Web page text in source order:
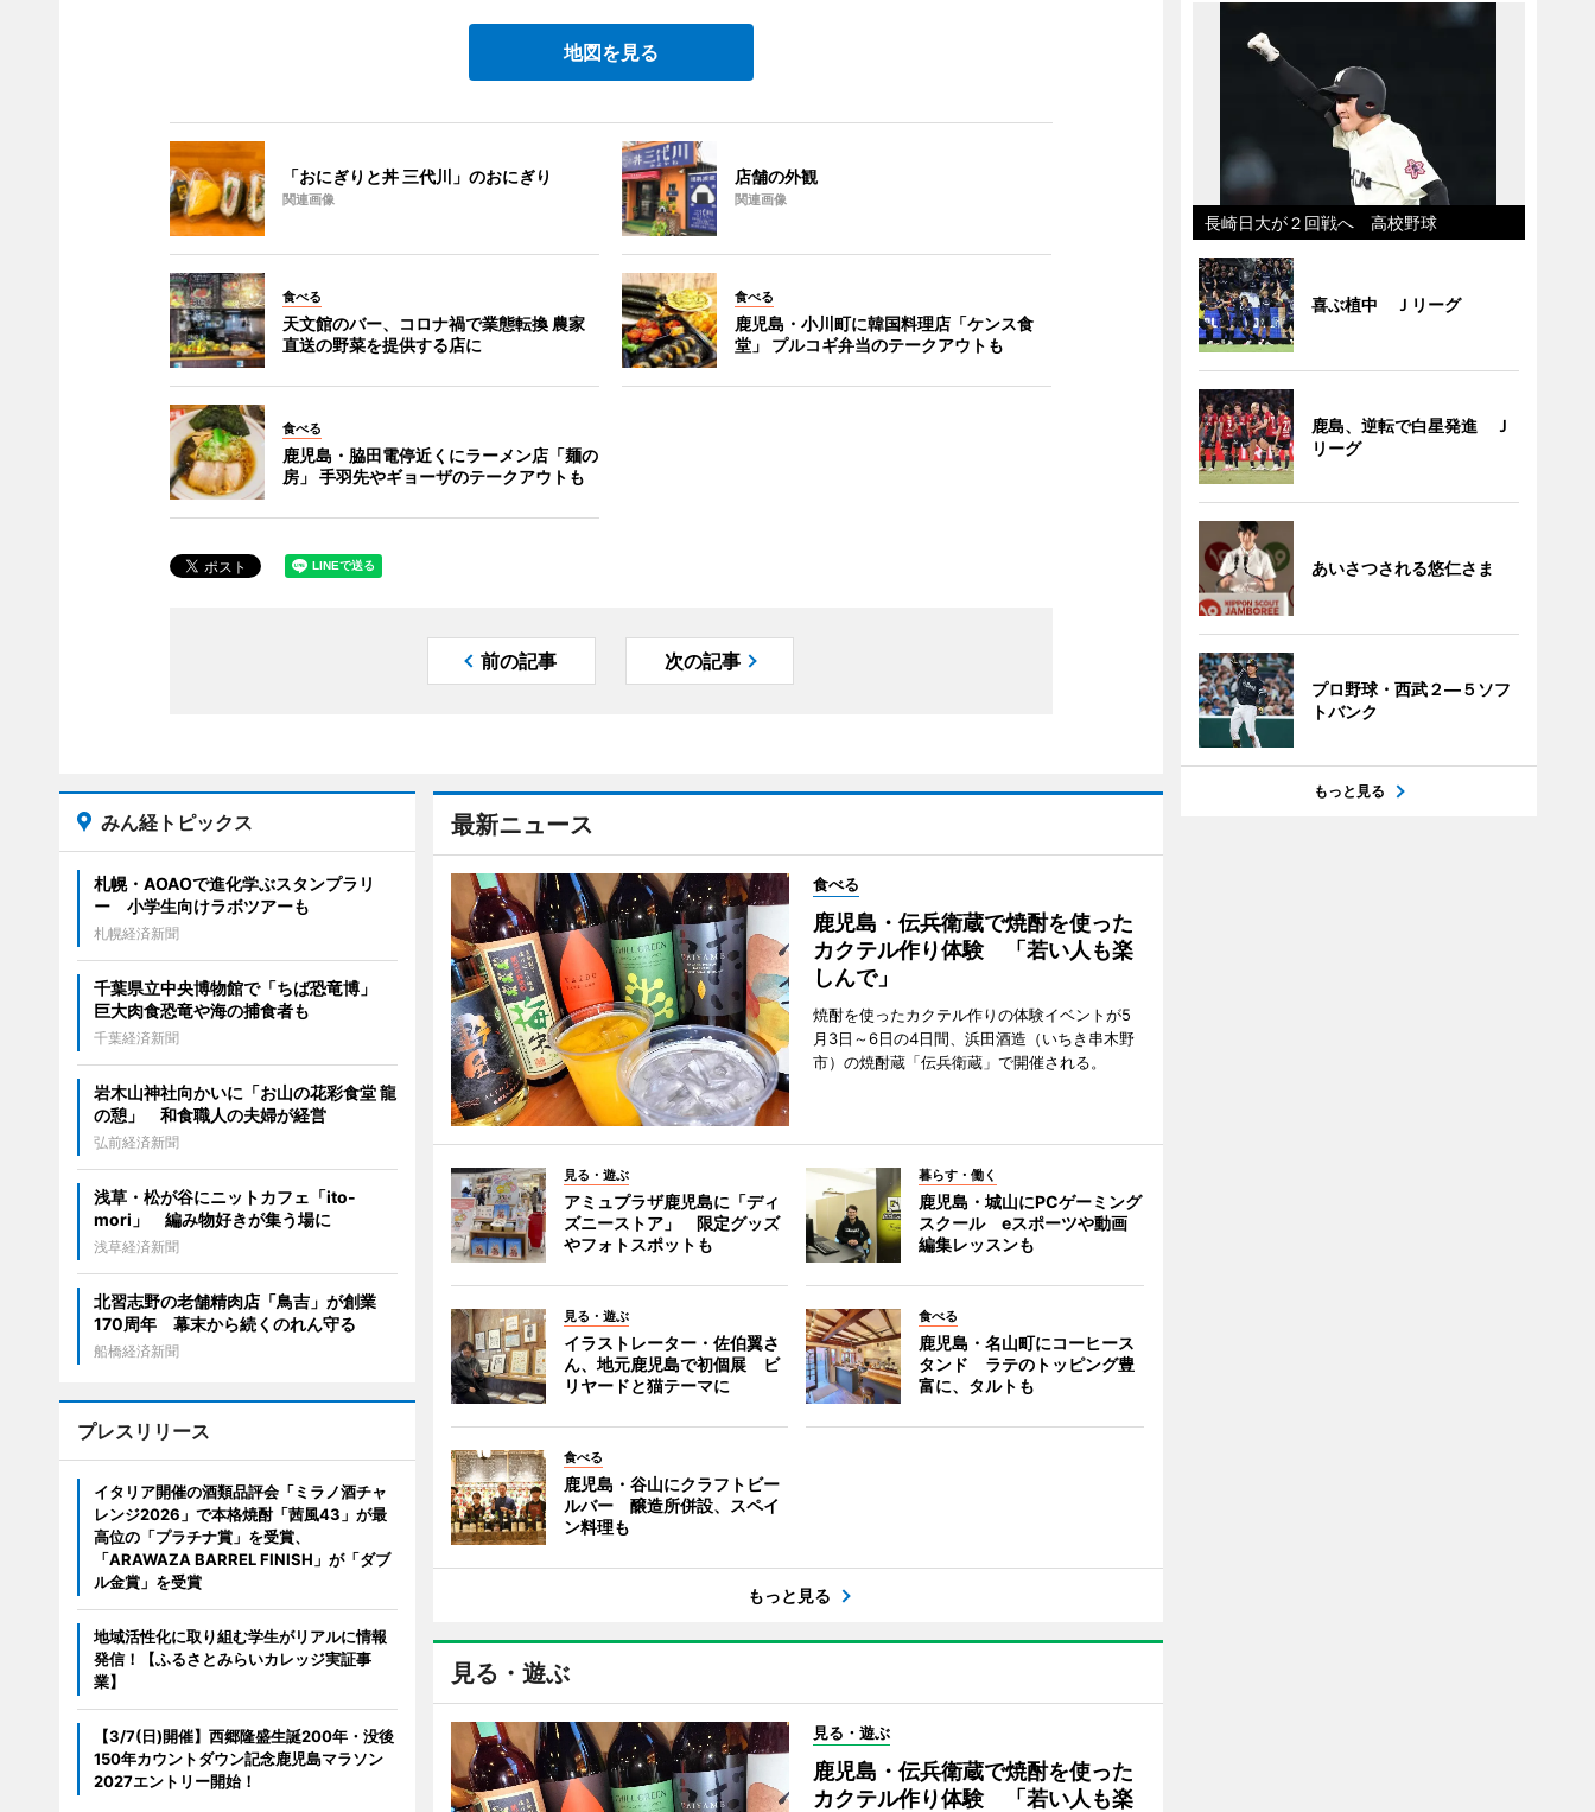
地図を見る
「おにぎりと丼 三代川」のおにぎり
関連画像
店舗の外観
関連画像
食べる
天文館のバー、コロナ禍で業態転換 農家
直送の野菜を提供する店に
食べる
鹿児島・小川町に韓国料理店「ケンス食
堂」 プルコギ弁当のテークアウトも
食べる
鹿児島・脇田電停近くにラーメン店「麺の
房」 手羽先やギョーザのテークアウトも
前の記事 次の記事
最新ニュース
食べる
鹿児島・伝兵衛蔵で焼酎を使った
カクテル作り体験 「若い人も楽
しんで」
焼酎を使ったカクテル作りの体験イベントが5
月3日～6日の4日間、浜田酒造（いちき串木野
市）の焼酎蔵「伝兵衛蔵」で開催される。
見る・遊ぶ
アミュプラザ鹿児島に「ディ
ズニーストア」 限定グッズ
やフォトスポットも
暮らす・働く
鹿児島・城山にPCゲーミング
スクール eスポーツや動画
編集レッスンも
見る・遊ぶ
イラストレーター・佐伯翼さ
ん、地元鹿児島で初個展 ビ
リヤードと猫テーマに
食べる
鹿児島・名山町にコーヒース
タンド ラテのトッピング豊
富に、タルトも
食べる
鹿児島・谷山にクラフトビー
ルバー 醸造所併設、スペイ
ン料理も
もっと見る
見る・遊ぶ
見る・遊ぶ
鹿児島・伝兵衛蔵で焼酎を使った
カクテル作り体験 「若い人も楽
みん経トピックス
札幌・AOAOで進化学ぶスタンプラリ
ー 小学生向けラボツアーも
札幌経済新聞
千葉県立中央博物館で「ちば恐竜博」
巨大肉食恐竜や海の捕食者も
千葉経済新聞
岩木山神社向かいに「お山の花彩食堂 龍
の憩」 和食職人の夫婦が経営
弘前経済新聞
浅草・松が谷にニットカフェ「ito-
mori」 編み物好きが集う場に
浅草経済新聞
北習志野の老舗精肉店「鳥吉」が創業
170周年 幕末から続くのれん守る
船橋経済新聞
プレスリリース
イタリア開催の酒類品評会「ミラノ酒チャ
レンジ2026」で本格焼酎「茜風43」が最
高位の「プラチナ賞」を受賞、
「ARAWAZA BARREL FINISH」が「ダブ
ル金賞」を受賞
地域活性化に取り組む学生がリアルに情報
発信！【ふるさとみらいカレッジ実証事
業】
【3/7(日)開催】西郷隆盛生誕200年・没後
150年カウントダウン記念鹿児島マラソン
2027エントリー開始！
長崎日大が２回戦へ 高校野球
喜ぶ植中 Ｊリーグ
鹿島、逆転で白星発進 Ｊ
リーグ
あいさつされる悠仁さま
プロ野球・西武２―５ソフ
トバンク
もっと見る